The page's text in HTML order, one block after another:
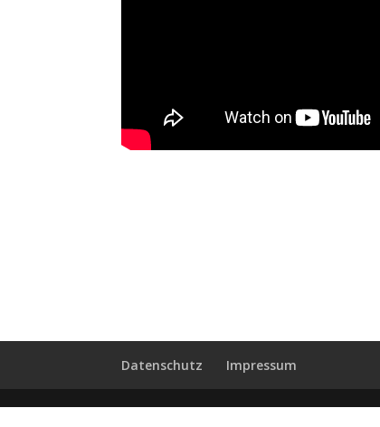
Datenschutz Impressum